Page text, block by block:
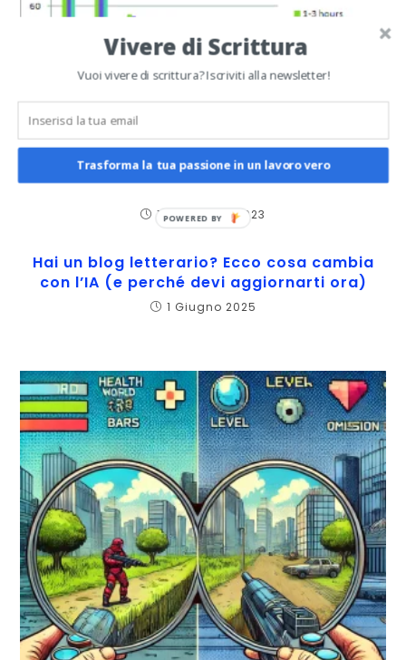
Come monitorare il tempo trascorso sui
social network?
17 Dicembre 2023
Hai un blog letterario? Ecco cosa cambia
con l’IA (e perché devi aggiornarti ora)
1 Giugno 2025
Vivere di Scrittura
Vuoi vivere di scrittura? Iscriviti alla newsletter!
Trasforma la tua passione in un lavoro vero
POWERED BY